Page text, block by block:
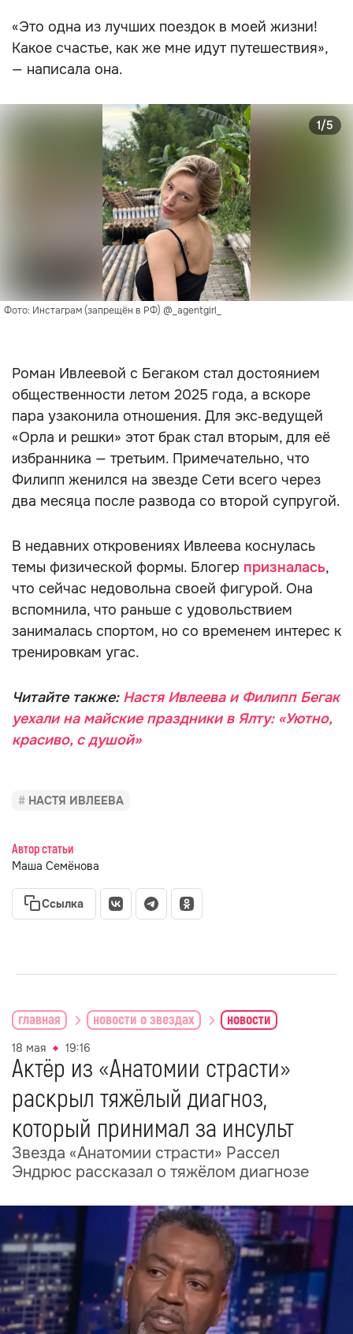
«Это одна из лучших поездок в моей жизни!
Какое счастье, как же мне идут путешествия»,
— написала она.
Фото: Инстаграм (запрещён в РФ) @_agentgirl_
1/5
Роман Ивлеевой с Бегаком стал достоянием
общественности летом 2025 года, а вскоре
пара узаконила отношения. Для экс‑ведущей
«Орла и решки» этот брак стал вторым, для её
избранника — третьим. Примечательно, что
Филипп женился на звезде Сети всего через
два месяца после развода со второй супругой.
В недавних откровениях Ивлеева коснулась
темы физической формы. Блогер призналась,
что сейчас недовольна своей фигурой. Она
вспомнила, что раньше с удовольствием
занималась спортом, но со временем интерес к
тренировкам угас.
Читайте также: Настя Ивлеева и Филипп Бегак
уехали на майские праздники в Ялту: «Уютно,
красиво, с душой»
НАСТЯ ИВЛЕЕВА
Автор статьи
Маша Семёнова
Ссылка
главная новости о звездах новости
18 мая 19:16
Актёр из «Анатомии страсти»
раскрыл тяжёлый диагноз,
который принимал за инсульт
Звезда «Анатомии страсти» Рассел
Эндрюс рассказал о тяжёлом диагнозе